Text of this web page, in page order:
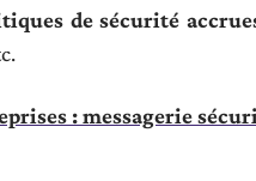
de sécurité
: messagerie